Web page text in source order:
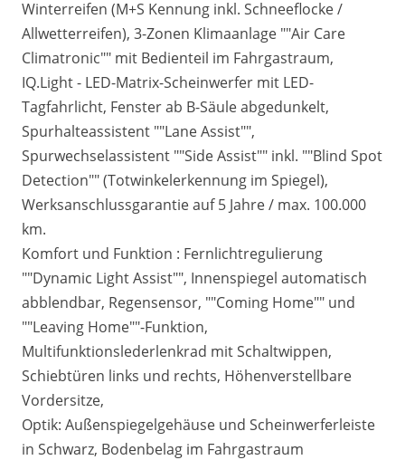
Winterreifen (M+S Kennung inkl. Schneeflocke /
Allwetterreifen), 3-Zonen Klimaanlage ""Air Care
Climatronic"" mit Bedienteil im Fahrgastraum,
IQ.Light - LED-Matrix-Scheinwerfer mit LED-
Tagfahrlicht, Fenster ab B-Säule abgedunkelt,
Spurhalteassistent ""Lane Assist"",
Spurwechselassistent ""Side Assist"" inkl. ""Blind Spot
Detection"" (Totwinkelerkennung im Spiegel),
Werksanschlussgarantie auf 5 Jahre / max. 100.000
km.
Komfort und Funktion : Fernlichtregulierung
""Dynamic Light Assist"", Innenspiegel automatisch
abblendbar, Regensensor, ""Coming Home"" und
""Leaving Home""-Funktion,
Multifunktionslederlenkrad mit Schaltwippen,
Schiebtüren links und rechts, Höhenverstellbare
Vordersitze,
Optik: Außenspiegelgehäuse und Scheinwerferleiste
in Schwarz, Bodenbelag im Fahrgastraum